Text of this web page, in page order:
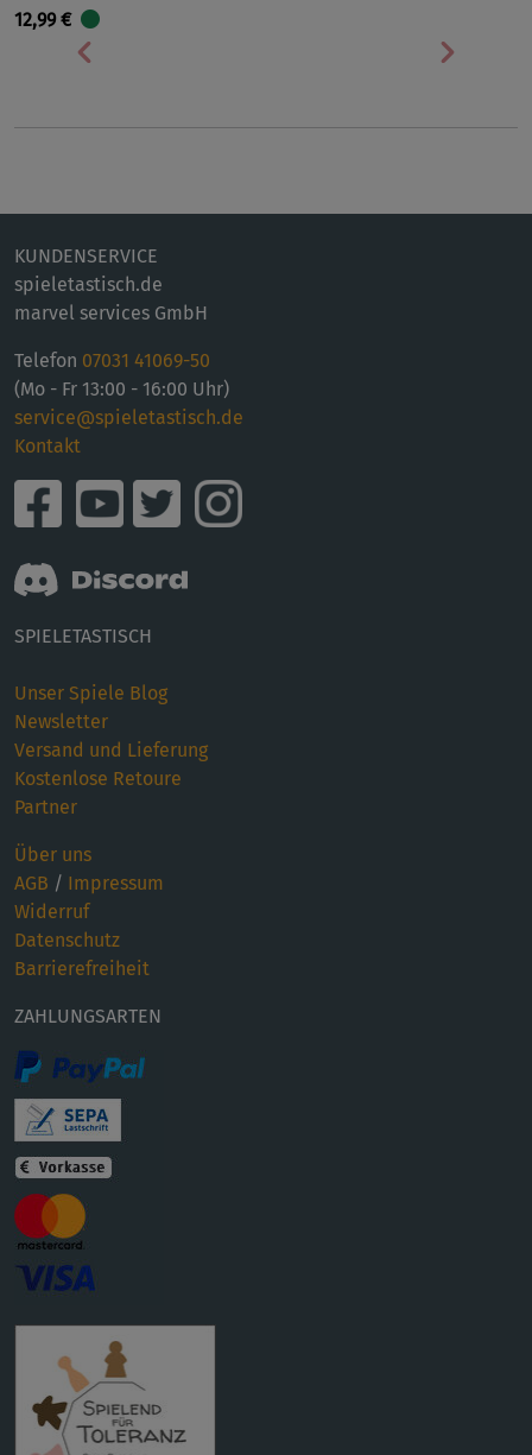
12,99 €
Vorherige
KUNDENSERVICE
spieletastisch.de
marvel services GmbH
Telefon 07031 41069-50
(Mo - Fr 13:00 - 16:00 Uhr)
service@spieletastisch.de
Kontakt
SPIELETASTISCH
Unser Spiele Blog
Newsletter
Versand und Lieferung
Kostenlose Retoure
Partner
Über uns
AGB / Impressum
Widerruf
Datenschutz
Barrierefreiheit
ZAHLUNGSARTEN